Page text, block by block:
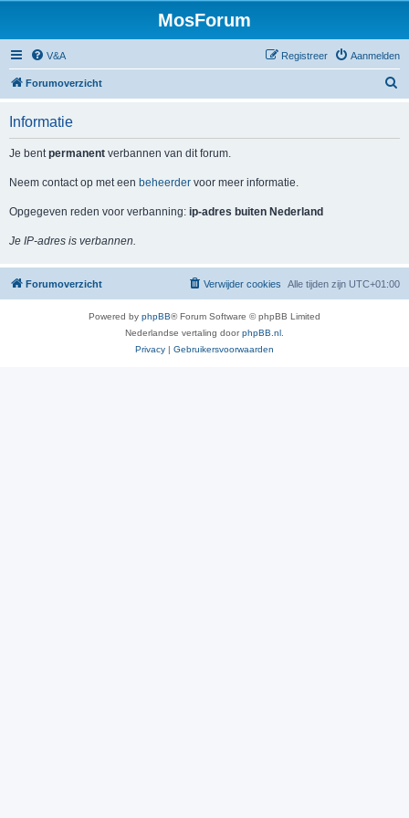
MosForum
V&A Aanmelden
Registreer
Forumoverzicht
Informatie
Je bentpermanent verbannen van dit forum.
Neem contact op met een beheerder voor meer informatie.
Opgegeven reden voor verbanning: ip-adres buiten Nederland
Je IP-adres is verbannen.
Forumoverzicht Alle tijden zijn UTC+01:00
Verwijder cookies
Powered by phpBB® Forum Software © phpBB Limited
Nederlandse vertaling doorphpBB.nl
Privacy | Gebruikersvoorwaarden